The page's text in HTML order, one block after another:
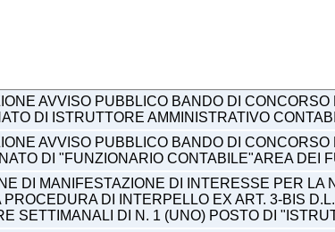
AVVISO PUBBLICO BANDO DI
DI ISTRUTTORE AMMINISTRATIVO
AVVISO PUBBLICO BANDO DI
DI "FUNZIONARIO CONTABILE"AREA DEI
DI MANIFESTAZIONE DI INTERESSE PER LA
DI INTERPELLO EX ART. 3-BIS
SETTIMANALI DI N. 1 (UNO) POSTO DI